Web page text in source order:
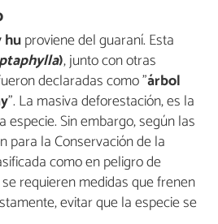
huproviene del guaraní. Esta
), junto con otras
declaradas como "árbol
". La masiva deforestación, es la
especie. Sin embargo, según las
para la Conservación de la
como en peligro de
requieren medidas que frenen
evitar que la especie se